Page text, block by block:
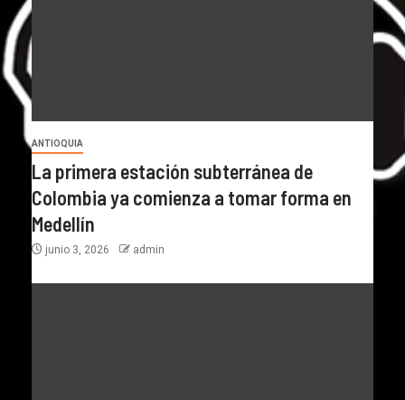
ANTIOQUIA
La primera estación subterránea de
Colombia ya comienza a tomar forma en
Medellín
junio 3, 2026 admin